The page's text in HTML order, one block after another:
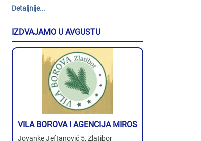
Detaljnije...
IZDVAJAMO U AVGUSTU
VILA BOROVA I AGENCIJA MIROS
Jovanke Jeftanović 5, Zlatibor